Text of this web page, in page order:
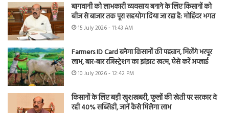
बागवानी को लाभकारी व्यवसाय बनाने के लिए किसानों को
बीज से बाजार तक पूरा सहयोग दिया जा रहा है: मोहिंदर भगत
15 July 2026 - 11:43 AM
Farmers ID Card बनेगा किसानों की पहचान, मिलेंगे भरपूर
लाभ, बार-बार रजिस्ट्रेशन का झंझट खत्म, ऐसे करें अप्लाई
10 July 2026 - 12:42 PM
किसानों के लिए बड़ी खुशखबरी, फूलों की खेती पर सरकार दे
रही 40% सब्सिडी, जानें कैसे मिलेगा लाभ